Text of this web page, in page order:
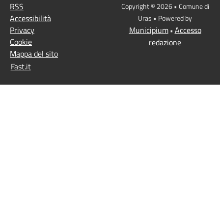
RSS
Accessibilità
Privacy
Cookie
Mappa del sito
Fast.it
Copyright © 2026 • Comune di
Uras • Powered by
Municipium• Accesso
redazione